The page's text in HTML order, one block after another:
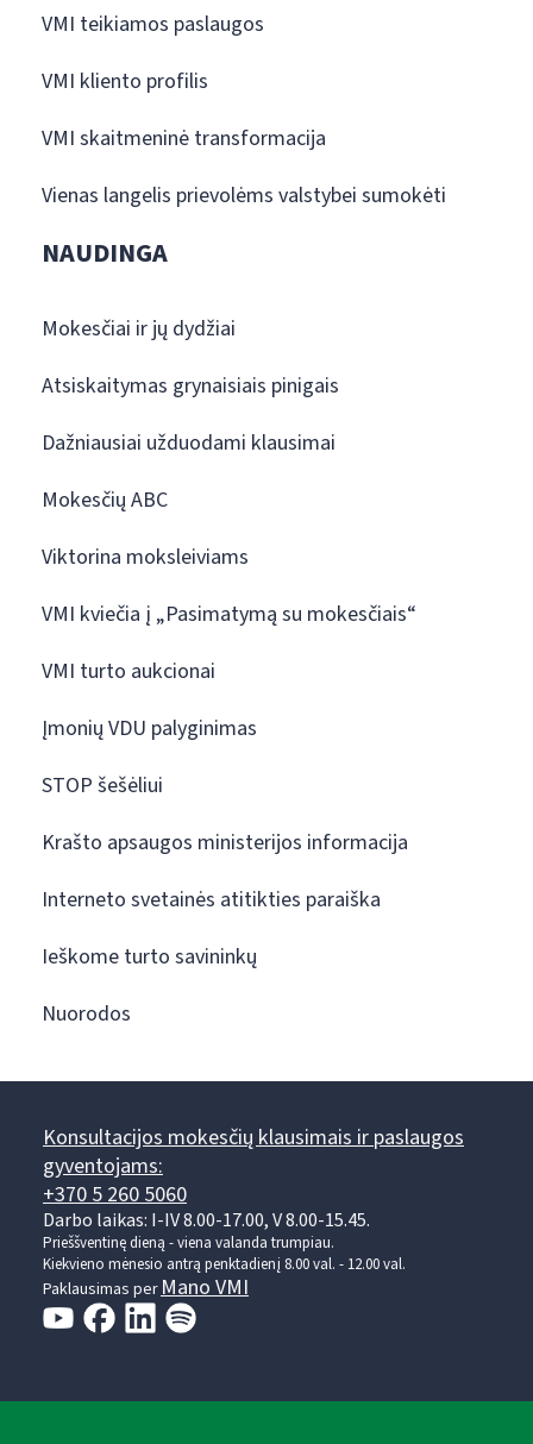
VMI teikiamos paslaugos
VMI kliento profilis
VMI skaitmeninė transformacija
Vienas langelis prievolėms valstybei sumokėti
NAUDINGA
Mokesčiai ir jų dydžiai
Atsiskaitymas grynaisiais pinigais
Dažniausiai užduodami klausimai
Mokesčių ABC
Viktorina moksleiviams
VMI kviečia į „Pasimatymą su mokesčiais“
VMI turto aukcionai
Įmonių VDU palyginimas
STOP šešėliui
Krašto apsaugos ministerijos informacija
Interneto svetainės atitikties paraiška
Ieškome turto savininkų
Nuorodos
Konsultacijos mokesčių klausimais ir paslaugos
gyventojams:
+370 5 260 5060
Darbo laikas: I-IV 8.00-17.00, V 8.00-15.45.
Prieššventinę dieną - viena valanda trumpiau.
Kiekvieno mėnesio antrą penktadienį 8.00 val. - 12.00 val.
Paklausimas per Mano VMI